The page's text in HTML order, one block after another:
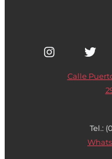
Calle
Tel.: